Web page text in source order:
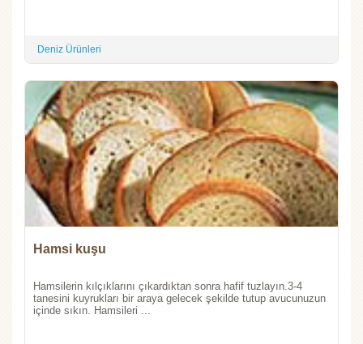
Deniz Ürünleri
Hamsi kuşu
Hamsilerin kılçıklarını çıkardıktan sonra hafif tuzlayın.3-4
tanesini kuyrukları bir araya gelecek şekilde tutup avucunuzun
içinde sıkın. Hamsileri ...